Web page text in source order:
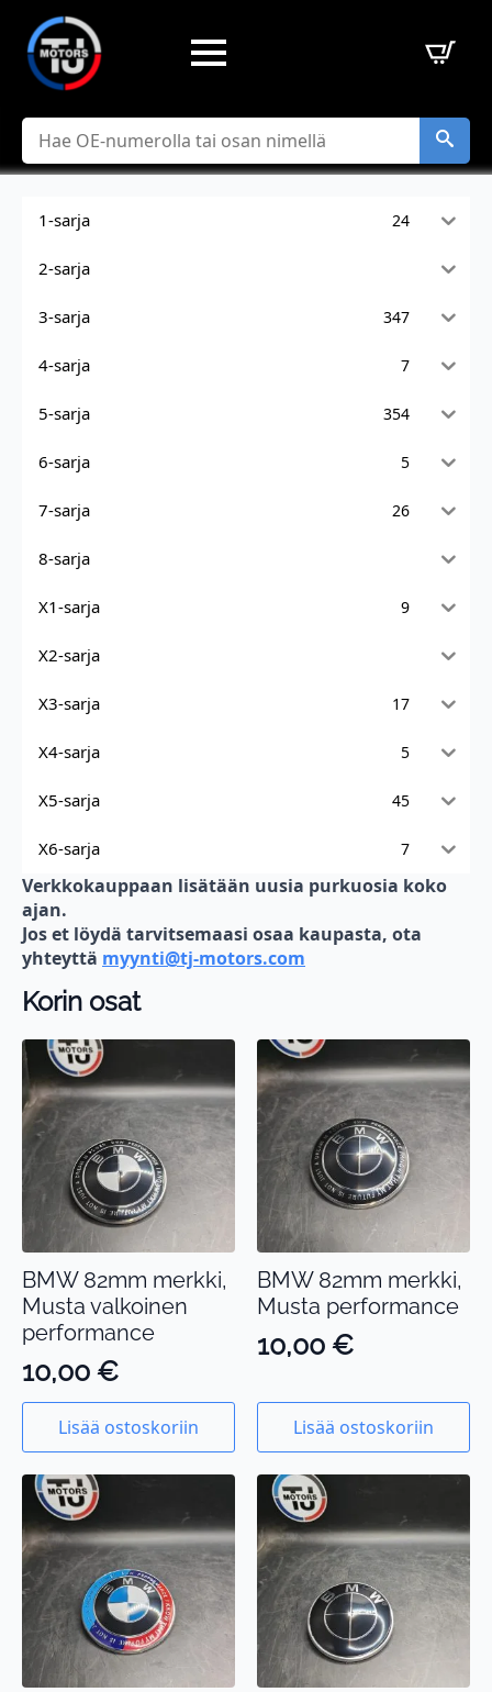
Hae
1-sarja 24
2-sarja
3-sarja 347
4-sarja 7
5-sarja 354
6-sarja 5
7-sarja 26
8-sarja
X1-sarja 9
X2-sarja
X3-sarja 17
X4-sarja 5
X5-sarja 45
X6-sarja 7
Verkkokauppaan lisätään uusia purkuosia koko
ajan.
Jos et löydä tarvitsemaasi osaa kaupasta, ota
yhteyttä myynti@tj-motors.com
Korin osat
BMW 82mm merkki,
Musta valkoinen
performance
10,00 €
Lisää ostoskoriin
BMW 82mm merkki,
Musta performance
10,00 €
Lisää ostoskoriin